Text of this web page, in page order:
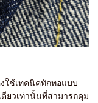
ใช้เทคนิคทักทอแบบ
ดียวเท่านั้นที่สามารถคุม